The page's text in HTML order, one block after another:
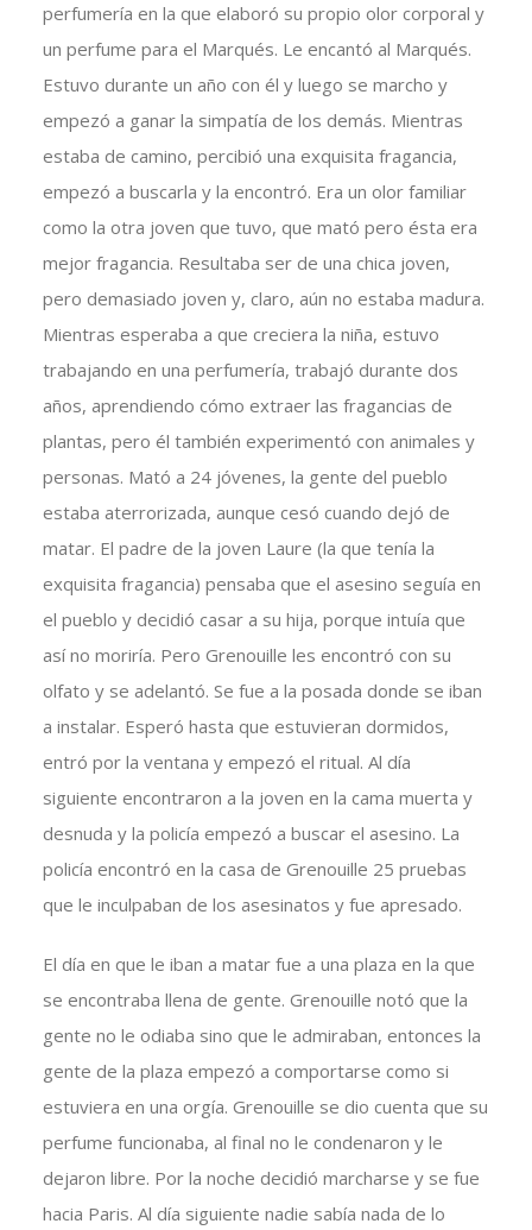
perfumería en la que elaboró su propio olor corporal y
un perfume para el Marqués. Le encantó al Marqués.
Estuvo durante un año con él y luego se marcho y
empezó a ganar la simpatía de los demás. Mientras
estaba de camino, percibió una exquisita fragancia,
empezó a buscarla y la encontró. Era un olor familiar
como la otra joven que tuvo, que mató pero ésta era
mejor fragancia. Resultaba ser de una chica joven,
pero demasiado joven y, claro, aún no estaba madura.
Mientras esperaba a que creciera la niña, estuvo
trabajando en una perfumería, trabajó durante dos
años, aprendiendo cómo extraer las fragancias de
plantas, pero él también experimentó con animales y
personas. Mató a 24 jóvenes, la gente del pueblo
estaba aterrorizada, aunque cesó cuando dejó de
matar. El padre de la joven Laure (la que tenía la
exquisita fragancia) pensaba que el asesino seguía en
el pueblo y decidió casar a su hija, porque intuía que
así no moriría. Pero Grenouille les encontró con su
olfato y se adelantó. Se fue a la posada donde se iban
a instalar. Esperó hasta que estuvieran dormidos,
entró por la ventana y empezó el ritual. Al día
siguiente encontraron a la joven en la cama muerta y
desnuda y la policía empezó a buscar el asesino. La
policía encontró en la casa de Grenouille 25 pruebas
que le inculpaban de los asesinatos y fue apresado.
El día en que le iban a matar fue a una plaza en la que
se encontraba llena de gente. Grenouille notó que la
gente no le odiaba sino que le admiraban, entonces la
gente de la plaza empezó a comportarse como si
estuviera en una orgía. Grenouille se dio cuenta que su
perfume funcionaba, al final no le condenaron y le
dejaron libre. Por la noche decidió marcharse y se fue
hacia Paris. Al día siguiente nadie sabía nada de lo